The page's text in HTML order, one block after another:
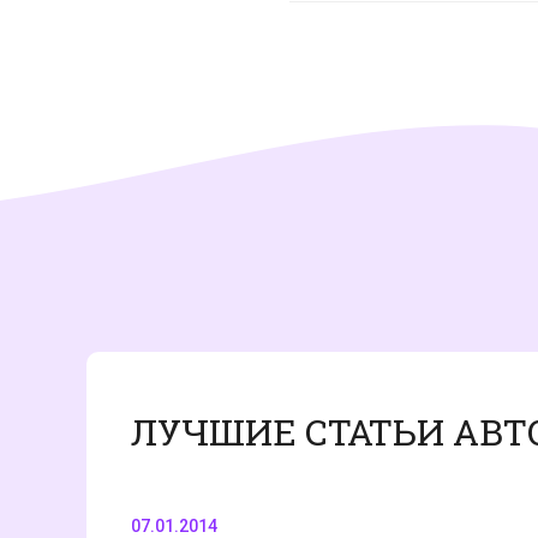
ЛУЧШИЕ СТАТЬИ
07.01.2014